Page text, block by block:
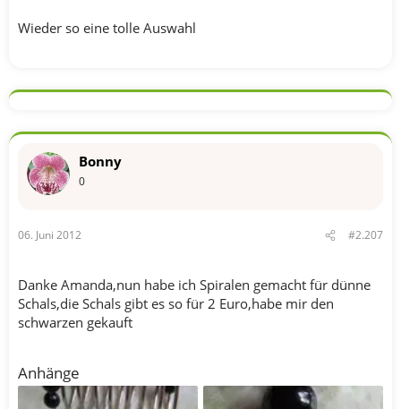
Wieder so eine tolle Auswahl
Bonny
0
06. Juni 2012 #2.207
Danke Amanda,nun habe ich Spiralen gemacht für dünne
Schals,die Schals gibt es so für 2 Euro,habe mir den
schwarzen gekauft
Anhänge